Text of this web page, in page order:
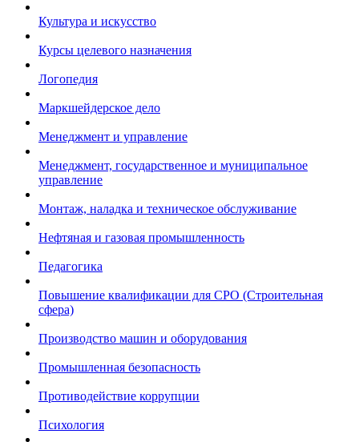
Культура и искусство
Курсы целевого назначения
Логопедия
Маркшейдерское дело
Менеджмент и управление
Менеджмент, государственное и муниципальное
управление
Монтаж, наладка и техническое обслуживание
Нефтяная и газовая промышленность
Педагогика
Повышение квалификации для СРО (Строительная
сфера)
Производство машин и оборудования
Промышленная безопасность
Противодействие коррупции
Психология